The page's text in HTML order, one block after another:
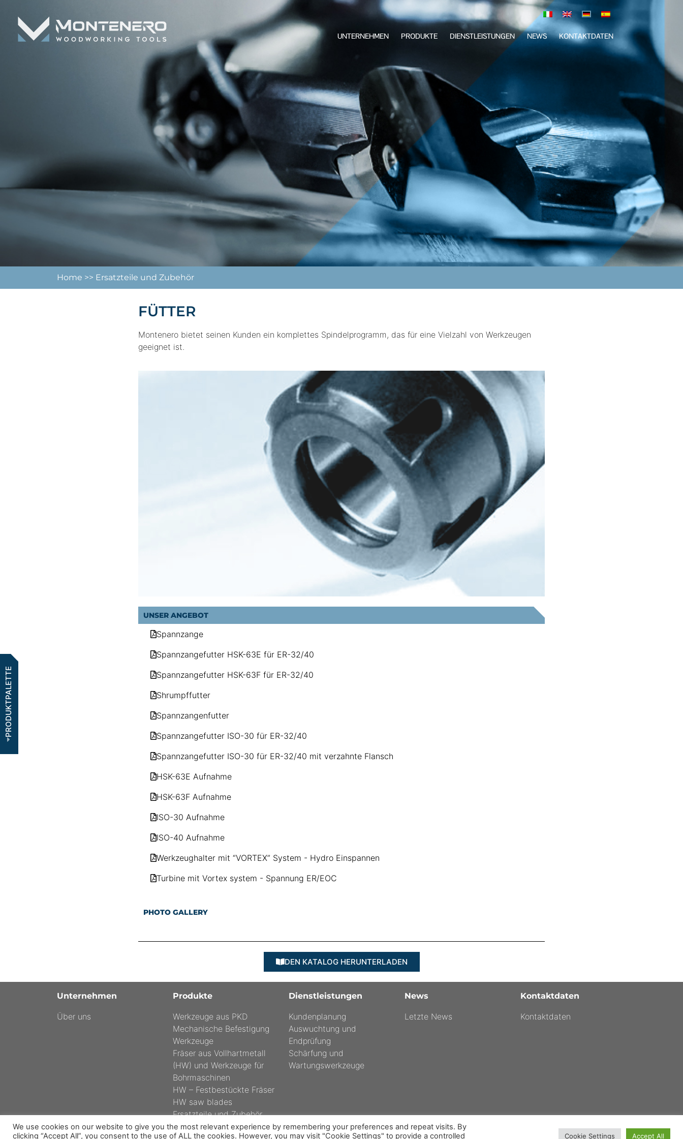
UNTERNEHMEN PRODUKTE DIENSTLEISTUNGEN NEWS KONTAKTDATEN
Home >> Ersatzteile und Zubehör
PRODUKTPALETTE
FÜTTER
Montenero bietet seinen Kunden ein komplettes Spindelprogramm, das für eine Vielzahl von Werkzeugen
geeignet ist.
UNSER ANGEBOT
Spannzange
Spannzangefutter HSK-63E für ER-32/40
Spannzangefutter HSK-63F für ER-32/40
Shrumpffutter
Spannzangenfutter
Spannzangefutter ISO-30 für ER-32/40
Spannzangefutter ISO-30 für ER-32/40 mit verzahnte Flansch
HSK-63E Aufnahme
HSK-63F Aufnahme
ISO-30 Aufnahme
ISO-40 Aufnahme
Werkzeughalter mit “VORTEX” System - Hydro Einspannen
Turbine mit Vortex system - Spannung ER/EOC
PHOTO GALLERY
DEN KATALOG HERUNTERLADEN
Unternehmen
Über uns
Produkte
Werkzeuge aus PKD
Mechanische Befestigung
Werkzeuge
Fräser aus Vollhartmetall
(HW) und Werkzeuge für
Bohrmaschinen
HW – Festbestückte Fräser
HW saw blades
Ersatzteile und Zubehör
Dienstleistungen
Kundenplanung
Auswuchtung und
Endprüfung
Schärfung und
Wartungswerkzeuge
News
Letzte News
Kontaktdaten
Kontaktdaten
We use cookies on our website to give you the most relevant experience by remembering your preferences and repeat visits. By
clicking “Accept All”, you consent to the use of ALL the cookies. However, you may visit "Cookie Settings" to provide a controlled
Cookie Settings Accept All